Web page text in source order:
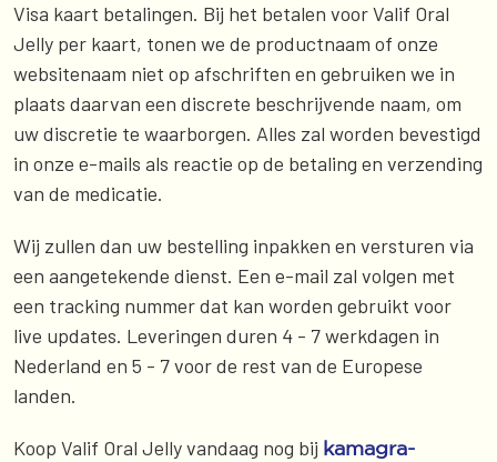
Visa kaart betalingen. Bij het betalen voor Valif Oral
Jelly per kaart, tonen we de productnaam of onze
websitenaam niet op afschriften en gebruiken we in
plaats daarvan een discrete beschrijvende naam, om
uw discretie te waarborgen. Alles zal worden bevestigd
in onze e-mails als reactie op de betaling en verzending
van de medicatie.
Wij zullen dan uw bestelling inpakken en versturen via
een aangetekende dienst. Een e-mail zal volgen met
een tracking nummer dat kan worden gebruikt voor
live updates. Leveringen duren 4 - 7 werkdagen in
Nederland en 5 - 7 voor de rest van de Europese
landen.
Koop Valif Oral Jelly vandaag nog bij kamagra-